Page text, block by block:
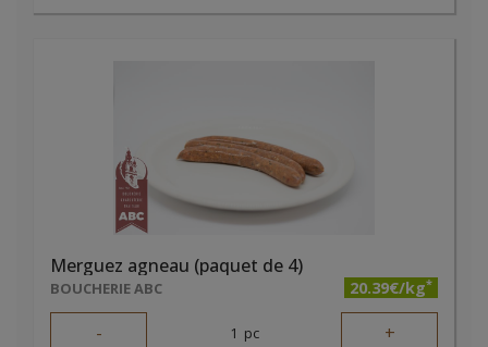
Merguez agneau (paquet de 4)
BOUCHERIE ABC 20.39€/kg*
- 1 pc +